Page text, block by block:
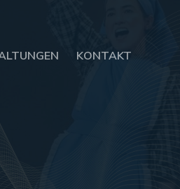
KONTAKT